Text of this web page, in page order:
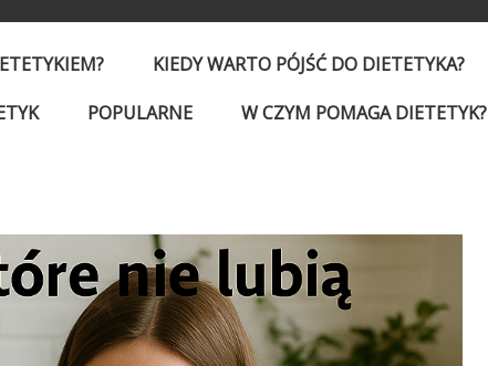
KIEDY WARTO PÓJŚĆ DO DIETETYKA?
POPULARNE W CZYM POMAGA DIETETYK?